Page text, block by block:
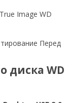
Image WD
Перед
диска WD